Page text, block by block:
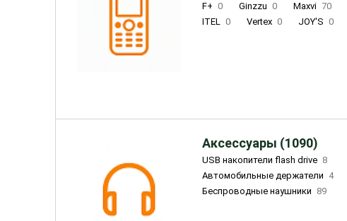
F+ 0 Ginzzu 0 Maxvi 70
ITEL 0 Vertex 0 JOY'S 0
Аксессуары (1090)
USB накопители flash drive 8
Автомобильные держатели 4
Беспроводные наушники 89